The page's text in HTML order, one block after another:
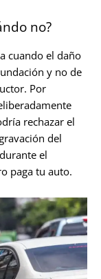
no?
cuando el daño
y no de
Por
rechazar el
del
el
paga tu auto.